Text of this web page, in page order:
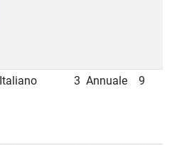
Italiano 3 Annuale 9